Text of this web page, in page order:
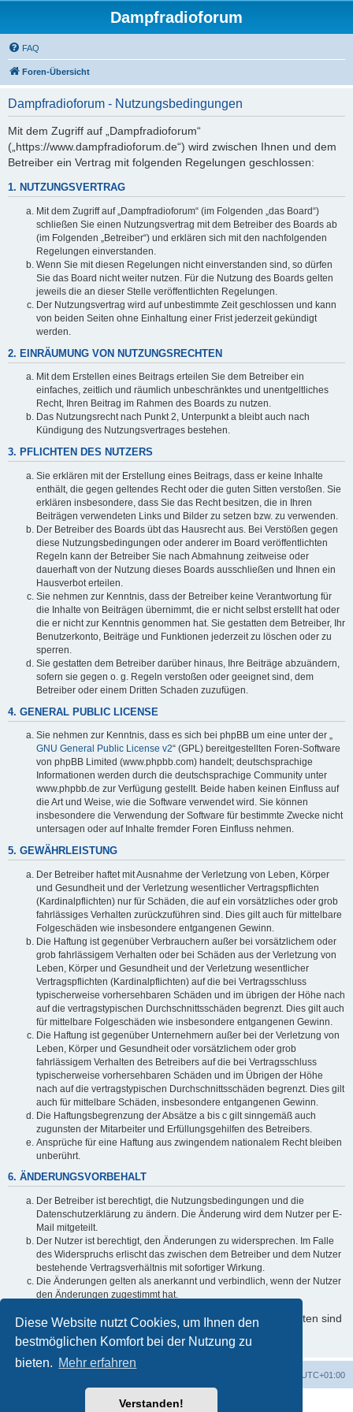
Diese Website nutzt Cookies, um Ihnen den
bestmöglichen Komfort bei der Nutzung zu
bieten. Mehr erfahren
Verstanden!
Dampfradioforum
FAQ
Foren-Übersicht
Dampfradioforum - Nutzungsbedingungen
Mit dem Zugriff auf „Dampfradioforum“
(„https://www.dampfradioforum.de“) wird zwischen Ihnen und dem
Betreiber ein Vertrag mit folgenden Regelungen geschlossen:
1. NUTZUNGSVERTRAG
Mit dem Zugriff auf „Dampfradioforum“ (im Folgenden „das Board“)
schließen Sie einen Nutzungsvertrag mit dem Betreiber des Boards ab
(im Folgenden „Betreiber“) und erklären sich mit den nachfolgenden
Regelungen einverstanden.
Wenn Sie mit diesen Regelungen nicht einverstanden sind, so dürfen
Sie das Board nicht weiter nutzen. Für die Nutzung des Boards gelten
jeweils die an dieser Stelle veröffentlichten Regelungen.
Der Nutzungsvertrag wird auf unbestimmte Zeit geschlossen und kann
von beiden Seiten ohne Einhaltung einer Frist jederzeit gekündigt
werden.
2. EINRÄUMUNG VON NUTZUNGSRECHTEN
Mit dem Erstellen eines Beitrags erteilen Sie dem Betreiber ein
einfaches, zeitlich und räumlich unbeschränktes und unentgeltliches
Recht, Ihren Beitrag im Rahmen des Boards zu nutzen.
Das Nutzungsrecht nach Punkt 2, Unterpunkt a bleibt auch nach
Kündigung des Nutzungsvertrages bestehen.
3. PFLICHTEN DES NUTZERS
Sie erklären mit der Erstellung eines Beitrags, dass er keine Inhalte
enthält, die gegen geltendes Recht oder die guten Sitten verstoßen. Sie
erklären insbesondere, dass Sie das Recht besitzen, die in Ihren
Beiträgen verwendeten Links und Bilder zu setzen bzw. zu verwenden.
Der Betreiber des Boards übt das Hausrecht aus. Bei Verstößen gegen
diese Nutzungsbedingungen oder anderer im Board veröffentlichten
Regeln kann der Betreiber Sie nach Abmahnung zeitweise oder
dauerhaft von der Nutzung dieses Boards ausschließen und Ihnen ein
Hausverbot erteilen.
Sie nehmen zur Kenntnis, dass der Betreiber keine Verantwortung für
die Inhalte von Beiträgen übernimmt, die er nicht selbst erstellt hat oder
die er nicht zur Kenntnis genommen hat. Sie gestatten dem Betreiber, Ihr
Benutzerkonto, Beiträge und Funktionen jederzeit zu löschen oder zu
sperren.
Sie gestatten dem Betreiber darüber hinaus, Ihre Beiträge abzuändern,
sofern sie gegen o. g. Regeln verstoßen oder geeignet sind, dem
Betreiber oder einem Dritten Schaden zuzufügen.
4. GENERAL PUBLIC LICENSE
Sie nehmen zur Kenntnis, dass es sich bei phpBB um eine unter der „
GNU General Public License v2“ (GPL) bereitgestellten Foren-Software
von phpBB Limited (www.phpbb.com) handelt; deutschsprachige
Informationen werden durch die deutschsprachige Community unter
www.phpbb.de zur Verfügung gestellt. Beide haben keinen Einfluss auf
die Art und Weise, wie die Software verwendet wird. Sie können
insbesondere die Verwendung der Software für bestimmte Zwecke nicht
untersagen oder auf Inhalte fremder Foren Einfluss nehmen.
5. GEWÄHRLEISTUNG
Der Betreiber haftet mit Ausnahme der Verletzung von Leben, Körper
und Gesundheit und der Verletzung wesentlicher Vertragspflichten
(Kardinalpflichten) nur für Schäden, die auf ein vorsätzliches oder grob
fahrlässiges Verhalten zurückzuführen sind. Dies gilt auch für mittelbare
Folgeschäden wie insbesondere entgangenen Gewinn.
Die Haftung ist gegenüber Verbrauchern außer bei vorsätzlichem oder
grob fahrlässigem Verhalten oder bei Schäden aus der Verletzung von
Leben, Körper und Gesundheit und der Verletzung wesentlicher
Vertragspflichten (Kardinalpflichten) auf die bei Vertragsschluss
typischerweise vorhersehbaren Schäden und im übrigen der Höhe nach
auf die vertragstypischen Durchschnittsschäden begrenzt. Dies gilt auch
für mittelbare Folgeschäden wie insbesondere entgangenen Gewinn.
Die Haftung ist gegenüber Unternehmern außer bei der Verletzung von
Leben, Körper und Gesundheit oder vorsätzlichem oder grob
fahrlässigem Verhalten des Betreibers auf die bei Vertragsschluss
typischerweise vorhersehbaren Schäden und im Übrigen der Höhe
nach auf die vertragstypischen Durchschnittsschäden begrenzt. Dies gilt
auch für mittelbare Schäden, insbesondere entgangenen Gewinn.
Die Haftungsbegrenzung der Absätze a bis c gilt sinngemäß auch
zugunsten der Mitarbeiter und Erfüllungsgehilfen des Betreibers.
Ansprüche für eine Haftung aus zwingendem nationalem Recht bleiben
unberührt.
6. ÄNDERUNGSVORBEHALT
Der Betreiber ist berechtigt, die Nutzungsbedingungen und die
Datenschutzerklärung zu ändern. Die Änderung wird dem Nutzer per E-
Mail mitgeteilt.
Der Nutzer ist berechtigt, den Änderungen zu widersprechen. Im Falle
des Widerspruchs erlischt das zwischen dem Betreiber und dem Nutzer
bestehende Vertragsverhältnis mit sofortiger Wirkung.
Die Änderungen gelten als anerkannt und verbindlich, wenn der Nutzer
den Änderungen zugestimmt hat.
Informationen über den Umgang mit Ihren persönlichen Daten sind
in der Datenschutzerklärung enthalten.
UTC+01:00
Powered byphpBB® Forum Software © phpBB Limited